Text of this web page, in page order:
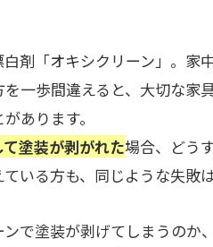
剤「オキシクリーン」。家
一歩間違えると、大切な家
あります。
塗装が剥がれた場合、どう
いる方も、同じような失敗
で塗装が剥げてしまうのか